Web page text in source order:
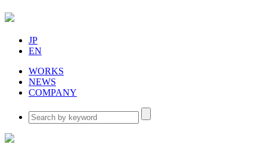
JP
EN
WORKS
NEWS
COMPANY